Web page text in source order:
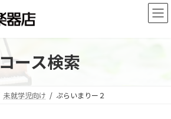
コース検索
未就学児向け ぷらいまりー２